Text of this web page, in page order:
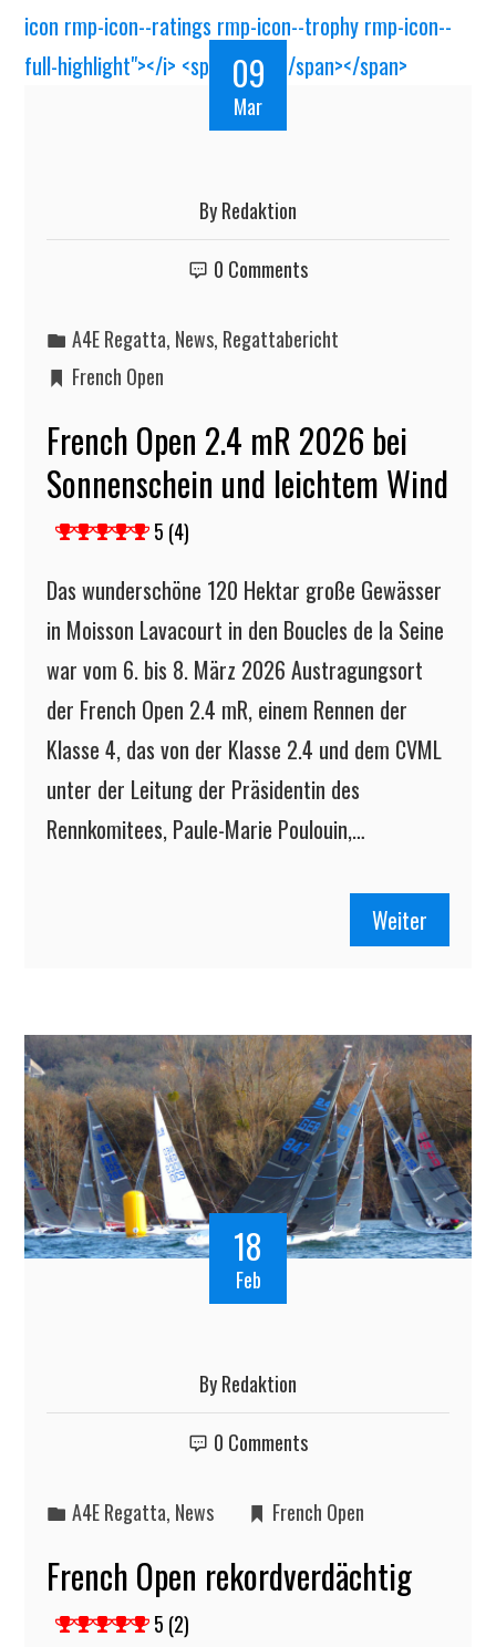
09
Mar
ByRedaktion
0 Comments
A4E Regatta, News, Regattabericht
French Open
French Open 2.4 mR 2026 bei
Sonnenschein und leichtem Wind
5 (4)
Das wunderschöne 120 Hektar große Gewässer
in Moisson Lavacourt in den Boucles de la Seine
war vom 6. bis 8. März 2026 Austragungsort
der French Open 2.4 mR, einem Rennen der
Klasse 4, das von der Klasse 2.4 und dem CVML
unter der Leitung der Präsidentin des
Rennkomitees, Paule-Marie Poulouin,…
Weiter
18
Feb
ByRedaktion
0 Comments
A4E Regatta, News French Open
French Open rekordverdächtig
5 (2)